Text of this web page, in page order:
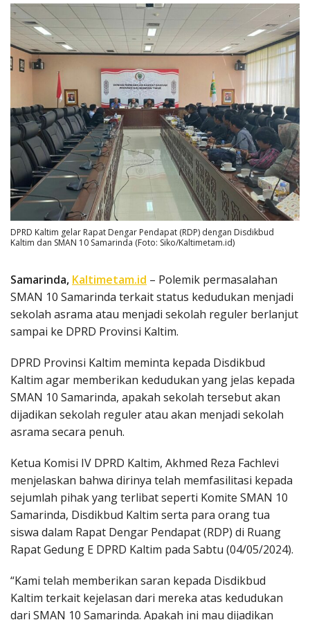
DPRD Kaltim gelar Rapat Dengar Pendapat (RDP) dengan Disdikbud
Kaltim dan SMAN 10 Samarinda (Foto: Siko/Kaltimetam.id)
Samarinda, Kaltimetam.id – Polemik permasalahan
SMAN 10 Samarinda terkait status kedudukan menjadi
sekolah asrama atau menjadi sekolah reguler berlanjut
sampai ke DPRD Provinsi Kaltim.
DPRD Provinsi Kaltim meminta kepada Disdikbud
Kaltim agar memberikan kedudukan yang jelas kepada
SMAN 10 Samarinda, apakah sekolah tersebut akan
dijadikan sekolah reguler atau akan menjadi sekolah
asrama secara penuh.
Ketua Komisi IV DPRD Kaltim, Akhmed Reza Fachlevi
menjelaskan bahwa dirinya telah memfasilitasi kepada
sejumlah pihak yang terlibat seperti Komite SMAN 10
Samarinda, Disdikbud Kaltim serta para orang tua
siswa dalam Rapat Dengar Pendapat (RDP) di Ruang
Rapat Gedung E DPRD Kaltim pada Sabtu (04/05/2024).
“Kami telah memberikan saran kepada Disdikbud
Kaltim terkait kejelasan dari mereka atas kedudukan
dari SMAN 10 Samarinda. Apakah ini mau dijadikan